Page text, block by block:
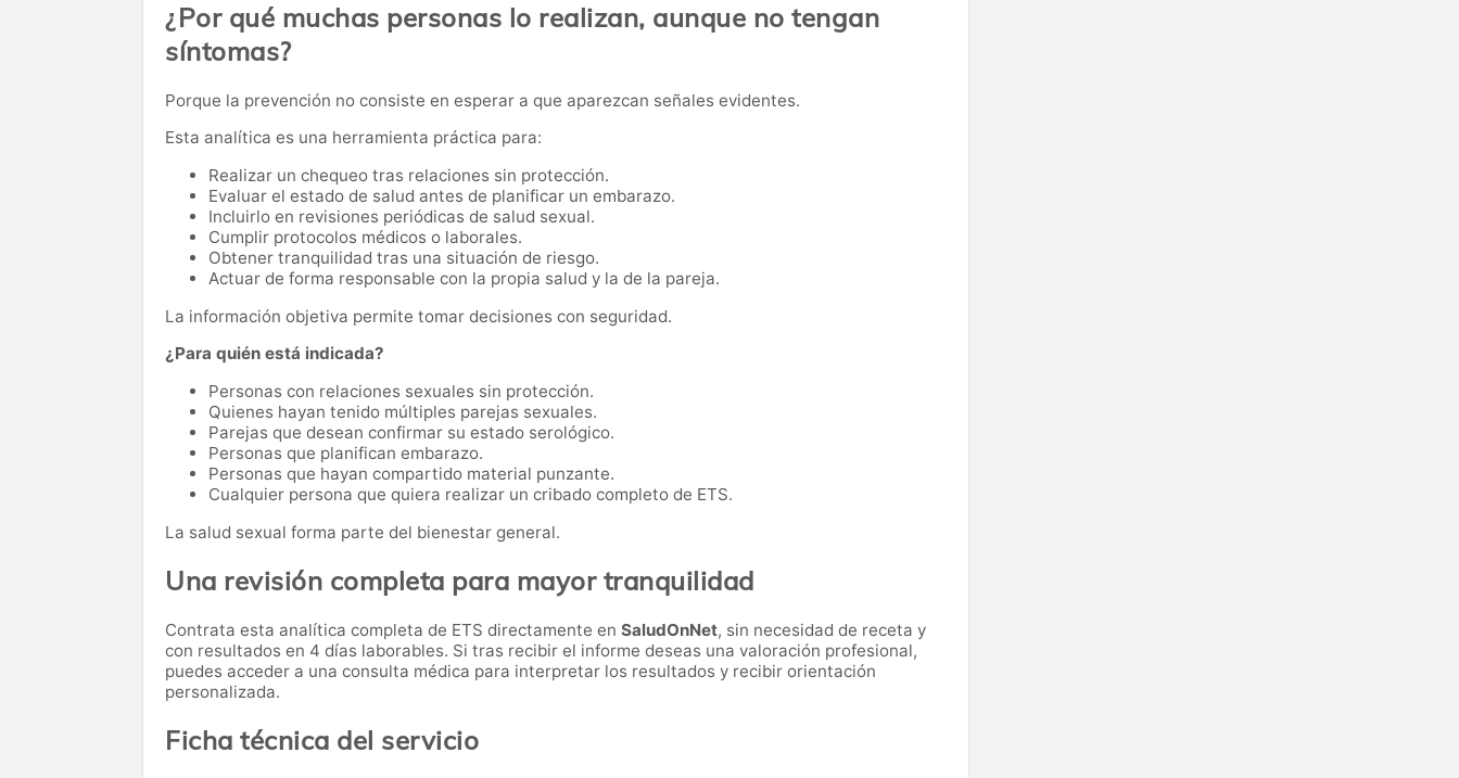
¿Por qué muchas personas lo realizan, aunque no tengan
síntomas?
Porque la prevención no consiste en esperar a que aparezcan señales evidentes.
Esta analítica es una herramienta práctica para:
Realizar un chequeo tras relaciones sin protección.
Evaluar el estado de salud antes de planificar un embarazo.
Incluirlo en revisiones periódicas de salud sexual.
Cumplir protocolos médicos o laborales.
Obtener tranquilidad tras una situación de riesgo.
Actuar de forma responsable con la propia salud y la de la pareja.
La información objetiva permite tomar decisiones con seguridad.
¿Para quién está indicada?
Personas con relaciones sexuales sin protección.
Quienes hayan tenido múltiples parejas sexuales.
Parejas que desean confirmar su estado serológico.
Personas que planifican embarazo.
Personas que hayan compartido material punzante.
Cualquier persona que quiera realizar un cribado completo de ETS.
La salud sexual forma parte del bienestar general.
Una revisión completa para mayor tranquilidad
Contrata esta analítica completa de ETS directamente en SaludOnNet, sin necesidad de receta y
con resultados en 4 días laborables. Si tras recibir el informe deseas una valoración profesional,
puedes acceder a una consulta médica para interpretar los resultados y recibir orientación
personalizada.
Ficha técnica del servicio